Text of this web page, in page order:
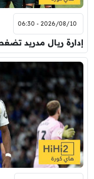
2026/08/10 - 06:30
إدارة ريال مدريد